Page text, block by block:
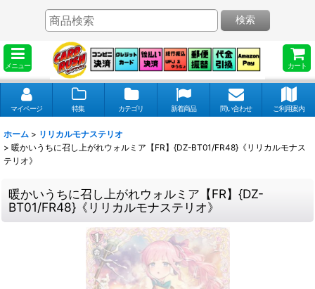
メニュー カート
検索
マイページ 特集 カテゴリ 新着商品 問い合わせ ご利用案内
ホーム > リリカルモナステリオ
> 暖かいうちに召し上がれウォルミア【FR】{DZ-BT01/FR48}《リリカルモナス
テリオ》
暖かいうちに召し上がれウォルミア【FR】{DZ-
BT01/FR48}《リリカルモナステリオ》